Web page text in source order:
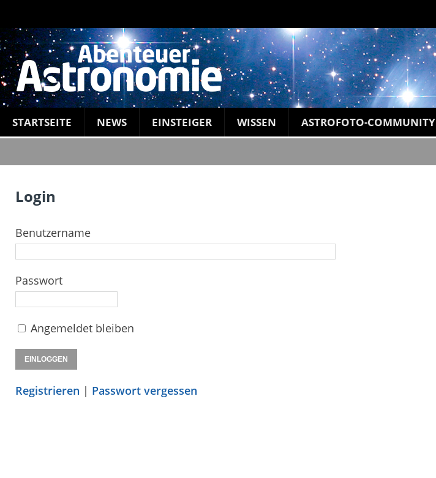
STARTSEITE NEWS EINSTEIGER WISSEN ASTROFOTO-COMMUNITY
Login
Benutzername
Passwort
Angemeldet bleiben
Registrieren | Passwort vergessen